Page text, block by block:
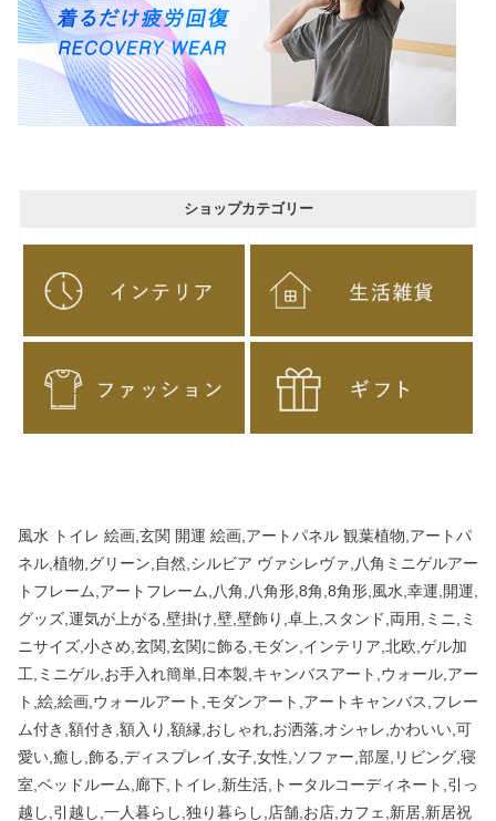
ショップカテゴリー
風水 トイレ 絵画,玄関 開運 絵画,アートパネル 観葉植物,アートパ
ネル,植物,グリーン,自然,シルビア ヴァシレヴァ,八角ミニゲルアー
トフレーム,アートフレーム,八角,八角形,8角,8角形,風水,幸運,開運,
グッズ,運気が上がる,壁掛け,壁,壁飾り,卓上,スタンド,両用,ミニ,ミ
ニサイズ,小さめ,玄関,玄関に飾る,モダン,インテリア,北欧,ゲル加
工,ミニゲル,お手入れ簡単,日本製,キャンバスアート,ウォール,アー
ト,絵,絵画,ウォールアート,モダンアート,アートキャンバス,フレー
ム付き,額付き,額入り,額縁,おしゃれ,お洒落,オシャレ,かわいい,可
愛い,癒し,飾る,ディスプレイ,女子,女性,ソファー,部屋,リビング,寝
室,ベッドルーム,廊下,トイレ,新生活,トータルコーディネート,引っ
越し,引越し,一人暮らし,独り暮らし,店舗,お店,カフェ,新居,新居祝